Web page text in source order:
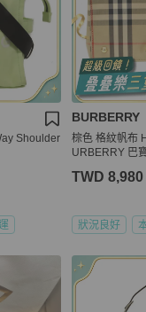
Shoulder
BURBERRY
棕色 格紋帆布
URBERRY 巴寶
TWD 8,980
狀況良好